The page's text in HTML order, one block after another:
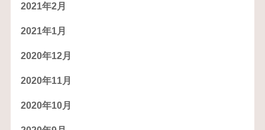
2021年2月
2021年1月
2020年12月
2020年11月
2020年10月